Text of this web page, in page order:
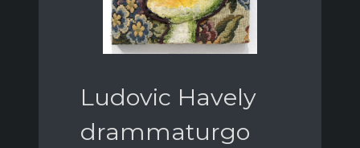
Ludovic Havely
drammaturgo